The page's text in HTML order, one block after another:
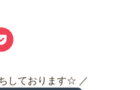
しております☆ ／